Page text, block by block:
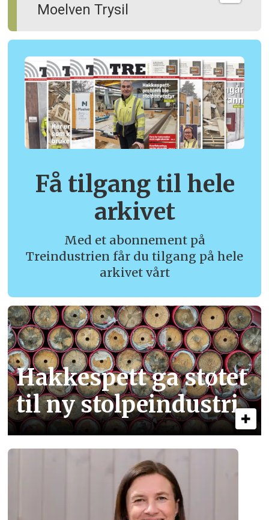
Moelven Trysil
Få tilgang til hele
arkivet
Med et abonnement på
Treindustrien får du tilgang på hele
arkivet vårt
Hakkespett ga støtet
til ny stolpe­industri